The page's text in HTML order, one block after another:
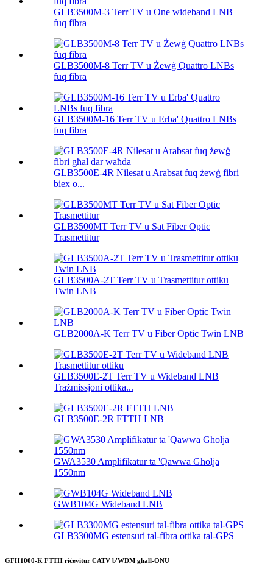
GLB3500M-3 Terr TV u One wideband LNB
fuq fibra
GLB3500M-8 Terr TV u Żewġ Quattro LNBs
fuq fibra
GLB3500M-16 Terr TV u Erba' Quattro LNBs
fuq fibra
GLB3500E-4R Nilesat u Arabsat fuq żewġ fibri
biex o...
GLB3500MT Terr TV u Sat Fiber Optic
Trasmettitur
GLB3500A-2T Terr TV u Trasmettitur ottiku
Twin LNB
GLB2000A-K Terr TV u Fiber Optic Twin LNB
GLB3500E-2T Terr TV u Wideband LNB
Trażmissjoni ottika...
GLB3500E-2R FTTH LNB
GWA3530 Amplifikatur ta 'Qawwa Għolja
1550nm
GWB104G Wideband LNB
GLB3300MG estensuri tal-fibra ottika tal-GPS
GFH1000-K FTTH riċevitur CATV b'WDM għall-ONU